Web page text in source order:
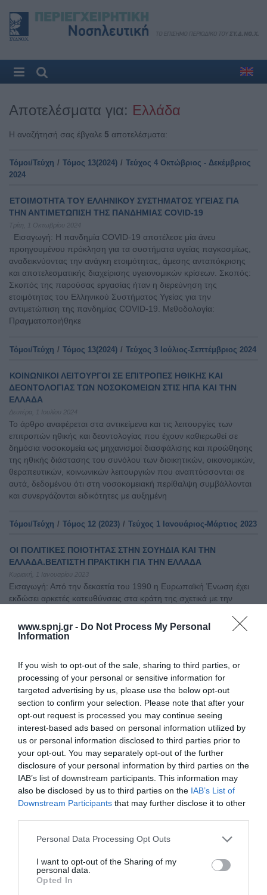
www.spnj.gr - Do Not Process My Personal
Information
If you wish to opt-out of the sale, sharing to third parties, or
processing of your personal or sensitive information for
targeted advertising by us, please use the below opt-out
section to confirm your selection. Please note that after your
opt-out request is processed you may continue seeing
interest-based ads based on personal information utilized by
us or personal information disclosed to third parties prior to
your opt-out. You may separately opt-out of the further
disclosure of your personal information by third parties on the
IAB’s list of downstream participants. This information may
also be disclosed by us to third parties on the IAB’s List of
Downstream Participants that may further disclose it to other
Personal Data Processing Opt Outs
I want to opt-out of the Sharing of my
personal data.
Opted In
Αποτελέσματα για: Ελλάδα
Η αναζήτησή σας έβγαλε 5 αποτελέσματα:
Τόμοι/Τεύχη / Τόμος 13(2024) / Τεύχος 4 Οκτώβριος - Δεκέμβριος
2024
ΕΤΟΙΜΟΤΗΤΑ ΤΟΥ ΕΛΛΗΝΙΚΟΥ ΣΥΣΤΗΜΑΤΟΣ ΥΓΕΙΑΣ ΓΙΑ
ΤΗΝ ΑΝΤΙΜΕΤΩΠΙΣΗ ΤΗΣ ΠΑΝΔΗΜΙΑΣ COVID-19
Τρίτη, 1 Οκτωβρίου 2024
Εισαγωγή: Η πανδημία COVID-19 αποτέλεσε μία άνευ
προηγουμένου πρόκληση για τα συστήματα υγείας παγκοσμίως,
αναδεικνύοντας την ανάγκη ετοιμότητας, άμεσης ανταπόκρισης
και αποτελεσματικής διαχείρισης υγειονομικών κρίσεων. Σκοπός:
Σκοπός της παρούσας εργασίας ήταν η διερεύνηση της
ετοιμότητας του Ελληνικού Συστήματος Υγείας για την
αντιμετώπιση της πανδημίας COVID-19. Μεθοδολογία:
Πραγματοποιήθηκε
Τόμοι/Τεύχη / Τόμος 13(2024) / Τεύχος 3 Ιούλιος-Σεπτέμβριος 2024
ΚΟΙΝΩΝΙΚΟΙ ΛΕΙΤΟΥΡΓΟΙ ΣΕ ΕΠΙΤΡΟΠΕΣ ΗΘΙΚΗΣ ΚΑΙ
ΔΕΟΝΤΟΛΟΓΙΑΣ ΤΩΝ ΝΟΣΟΚΟΜΕΙΩΝ ΣΤΙΣ ΗΠΑ ΚΑΙ ΤΗΝ
ΕΛΛΑΔΑ
Δευτέρα, 1 Ιουλίου 2024
Το άρθρο αναφέρεται στα αντικείμενα και τις λειτουργίες των
επιτροπών ηθικής και δεοντολογίας που έχουν καθιερωθεί σε
δημόσια νοσοκομεία ως μηχανισμοί διασφάλισης και προώθησης
της ηθικής διάστασης του συνόλου των διοικητικών, οικονομικών,
θεραπευτικών, κοινωνικών λειτουργιών που αναπτύσσονται σε
αυτά, δεδομένου ότι στη νοσοκομειακή περίθαλψη συμβάλλονται
και συνεργάζονται ειδικότητες με αυξημένη
Τόμοι/Τεύχη / Τόμος 12 (2023) / Τεύχος 1 Ιανουάριος-Μάρτιος 2023
ΟΙ ΠΟΛΙΤΙΚΕΣ ΠΟΙΟΤΗΤΑΣ ΣΤΗΝ ΣΟΥΗΔΙΑ ΚΑΙ ΤΗΝ
ΕΛΛΑΔΑ.ΒΕΛΤΙΣΤΗ ΠΡΑΚΤΙΚΗ ΓΙΑ ΤΗΝ ΕΛΛΑΔΑ
Κυριακή, 1 Ιανουαρίου 2023
Εισαγωγή: Από την δεκαετία του 1990 η Ευρωπαϊκή Ένωση έχει
εκδώσει αρκετές κατευθύνσεις στα κράτη της σχετικά με την
μελέτης ήταν η παρουσίαση των σημαντικότερων πολιτικών που
εφαρμόζονται στη φροντίδα υγείας στη Σουηδία και στην Ελλάδα.
Τόμοι/Τεύχη / Τόμος 10 (2021) /
Tεύχος 1 Ιανουαρίου - Μαρτίου
ΣΥΣΤΗΜΑΤΑ ΑΠΟΖΗΜΙΩΣΗΣ ΤΩΝ ΟΙΚΟΓΕΝΕΙΑΚΩΝ ΙΑΤΡΩΝ
ΚΑΙ ΤΩΝ ΓΕΝΙΚΩΝ ΙΑΤΡΩΝ. ΕΥΡΩΠΗ VS ΕΛΛΑΔΑ
Παρασκευή, 1 Ιανουαρίου 2021
Εισαγωγή: Ο τρόπος με τον οποίον αποζημιώνονται οι ιατροί και
οι λοιποί οργανισμοί παροχής υπηρεσιών υγείας αποτελεί ένα
ζήτημα που ενδιαφέρει σημαντικά τις κυβερνήσεις των χωρών.
Σκοπός: Ο σκοπός της παρούσας εργασίας ήταν να αναδείξει τα
συστήματα αποζημίωσης των οικογενειακών ιατρών και των
γενικών ιατρών σε σύγκριση με την Ευρώπη και την Ελλάδα.
Τόμοι/Τεύχη/Τόμος 5 (2016)/ Τεύχος 2 Μάϊος-Αύγουστος 2016
ΥΠΗΡΕΣΙΕΣ ΥΓΕΙΑΣ ΚΑΙ Η ΧΡΗΜΑΤΟΔΟΤΗΣΗ ΤΟΥΣ